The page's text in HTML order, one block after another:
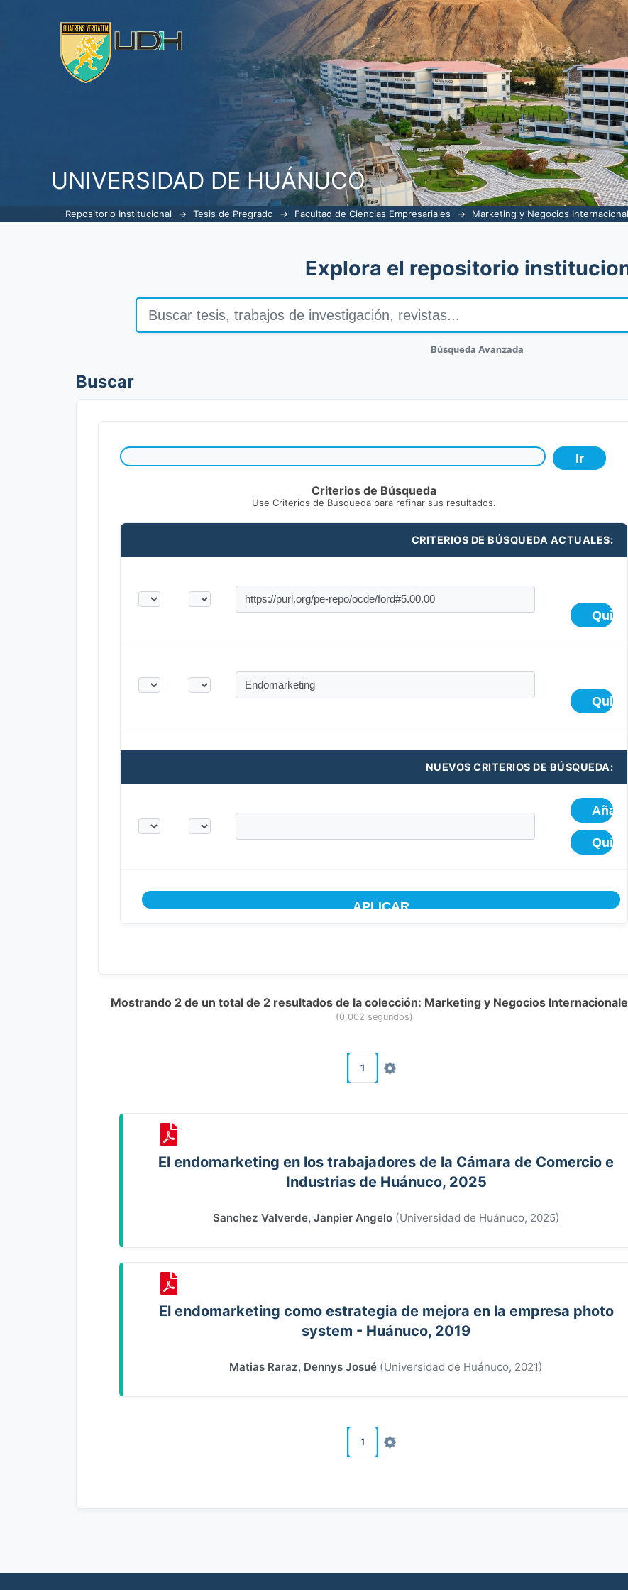
UNIVERSIDAD DE HUÁNUCO
Repositorio Institucional → Tesis de Pregrado → Facultad de Ciencias Empresariales → Marketing y Negocios
Explora el repositorio
Búsqueda Avanzada
Buscar
Criterios de Búsqueda
Use Criterios de Búsqueda para refinar sus resultados.
CRITERIOS DE BÚSQUEDA ACTUALES:
NUEVOS CRITERIOS DE BÚSQUEDA:
Mostrando 2 de un total de 2 resultados de la colección: Marketing y Negocios
(0.002 segundos)
1
El endomarketing en los trabajadores de la Cámara de Comercio e
Industrias de Huánuco, 2025
Sanchez Valverde, Janpier Angelo (Universidad de Huánuco, 2025)
El endomarketing como estrategia de mejora en la empresa photo
system - Huánuco, 2019
Matias Raraz, Dennys Josué (Universidad de Huánuco, 2021)
1